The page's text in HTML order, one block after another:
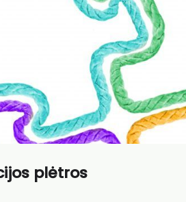
plėtros